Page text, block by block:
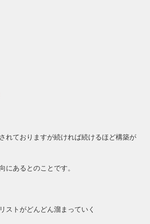
れておりますが続ければ続けるほど構築が
にあるとのことです。
ストがどんどん溜まっていく